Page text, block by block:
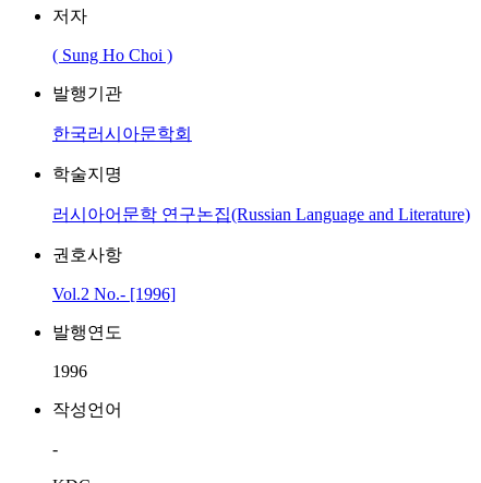
저자
( Sung Ho Choi )
발행기관
한국러시아문학회
학술지명
러시아어문학 연구논집(Russian Language and Literature)
권호사항
Vol.2 No.- [1996]
발행연도
1996
작성언어
-